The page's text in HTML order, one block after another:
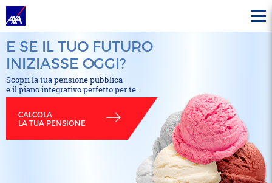
E SE IL TUO FUTURO
INIZIASSE OGGI?
Scopri la tua pensione pubblica
e il piano integrativo perfetto per te.
CALCOLA
LA TUA PENSIONE